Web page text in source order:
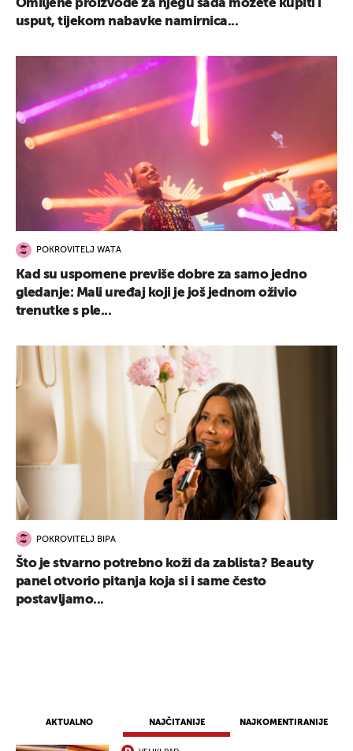
AKTUALNO NAJČITANIJE NAJKOMENTIRANIJE
Omiljene proizvode za njegu sada možete kupiti i
usput, tijekom nabavke namirnica...
POKROVITELJ WATA
Kad su uspomene previše dobre za samo jedno
gledanje: Mali uređaj koji je još jednom oživio
trenutke s ple...
POKROVITELJ BIPA
Što je stvarno potrebno koži da zablista? Beauty
panel otvorio pitanja koja si i same često
postavljamo...